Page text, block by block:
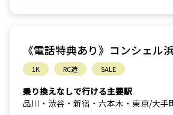
《電話特典あり》コンシェル
1K RC造 SALE
乗り換えなしで行ける主要駅
品川・渋谷・新宿・六本木・東京/大手